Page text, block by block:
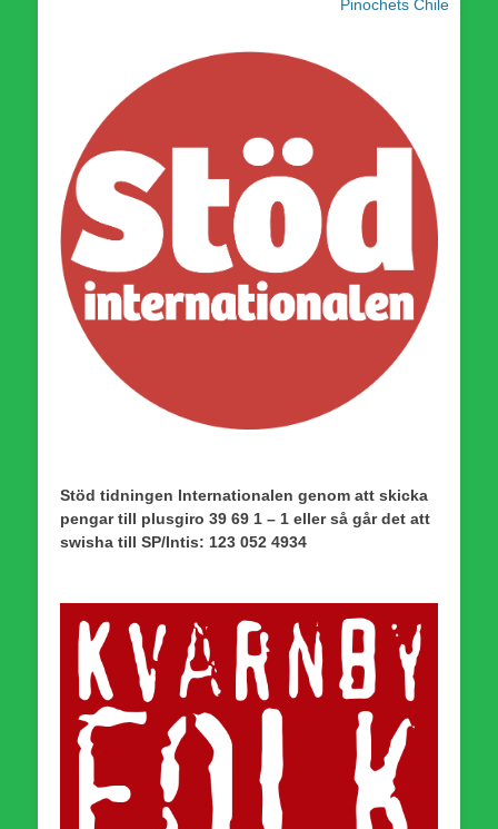
Pinochets Chile
Stöd tidningen Internationalen genom att skicka
pengar till plusgiro 39 69 1 – 1 eller så går det att
swisha till SP/Intis: 123 052 4934